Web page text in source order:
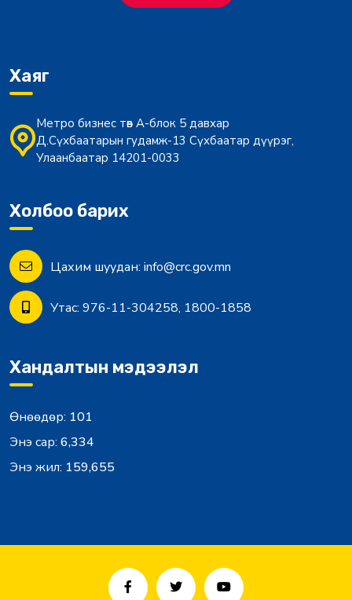
Хаяг
Метро бизнес төв А-блок 5 давхар
Д.Сүхбаатарын гудамж-13 Сүхбаатар дүүрэг,
Улаанбаатар 14201-0033
Холбоо барих
Цахим шуудан: info@crc.gov.mn
Утас: 976-11-304258, 1800-1858
Хандалтын мэдээлэл
Өнөөдөр: 101
Энэ сар: 6,334
Энэ жил: 159,655